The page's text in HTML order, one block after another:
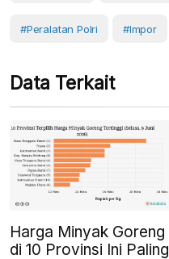
#peralatan Polri #Impor
Data Terkait
Harga Minyak Goreng
di 10 Provinsi Ini Paling